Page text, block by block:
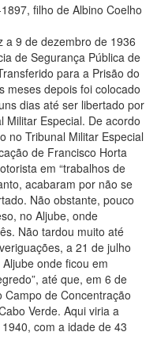
filho de Albino Coelho
a 9 de dezembro de 1936
de Segurança Pública de
para a Prisão do
meses depois foi colocado
dias até ser libertado por
Militar Especial. De acordo
no Tribunal Militar Especial
de Francisco Horta
em “trabalhos de
acabaram por não se
Não obstante, pouco
no Aljube, onde
Não tardou muito até
a 21 de julho
onde ficou em
até que, em 6 de
de Concentração
Verde. Aqui viria a
com a idade de 43